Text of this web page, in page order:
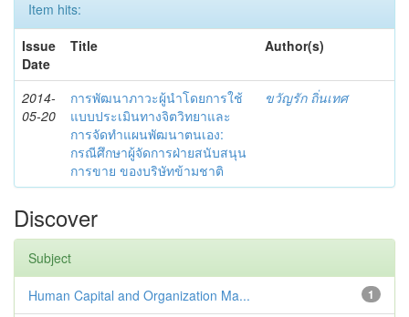
Item hits:
Issue
Date
Title Author(s)
2014-
05-20
การพัฒนาภาวะผู้นำโดยการใช้
แบบประเมินทางจิตวิทยาและ
การจัดทำแผนพัฒนาตนเอง:
กรณีศึกษาผู้จัดการฝ่ายสนับสนุน
การขาย ของบริษัทข้ามชาติ
ขวัญรัก ถิ่นเทศ
Discover
Subject
1
Human Capital and Organization Ma...